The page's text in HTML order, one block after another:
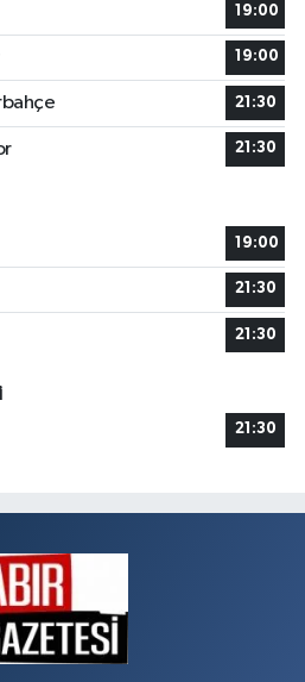
19:00
19:00
21:30
21:30
19:00
21:30
21:30
21:30